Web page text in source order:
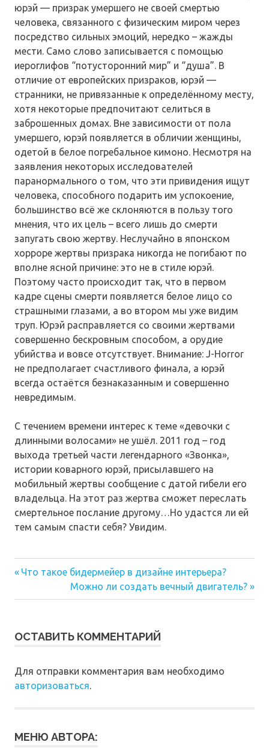
юрэй — призрак умершего не своей смертью
человека, связанного с физическим миром через
посредство сильных эмоций, нередко – жажды
мести. Само слово записывается с помощью
иероглифов “потусторонний мир” и “душа”. В
отличие от европейских призраков, юрэй —
странники, не привязанные к определённому месту,
хотя некоторые предпочитают селиться в
заброшенных домах. Вне зависимости от пола
умершего, юрэй появляется в обличии женщины,
одетой в белое погребальное кимоно. Несмотря на
заявления некоторых исследователей
паранормального о том, что эти привидения ищут
человека, способного подарить им успокоение,
большинство всё же склоняются в пользу того
мнения, что их цель – всего лишь до смерти
запугать свою жертву. Неслучайно в японском
хорроре жертвы призрака никогда не погибают по
вполне ясной причине: это не в стиле юрэй.
Поэтому часто происходит так, что в первом
кадре сцены смерти появляется белое лицо со
страшными глазами, а во втором мы уже видим
труп. Юрэй расправляется со своими жертвами
совершенно бескровным способом, а орудие
убийства и вовсе отсутствует. Внимание: J-Horror
не предполагает счастливого финала, а юрэй
всегда остаётся безнаказанным и совершенно
невредимым.
С течением времени интерес к теме «девочки с
длинными волосами» не ушёл. 2011 год – год
выхода третьей части легендарного «Звонка»,
истории коварного юрэй, присылавшего на
мобильный жертвы сообщение с датой гибели его
владельца. На этот раз жертва сможет переслать
смертельное послание другому…Но удастся ли ей
тем самым спасти себя? Увидим.
Навигация
по
Предыдущая
Что такое бидермейер в дизайне интерьера?
Следующая
запись:
Можно ли создать вечный двигатель?
ОСТАВИТЬ КОММЕНТАРИЙ
Для отправки комментария вам необходимо
авторизоваться.
МЕНЮ АВТОРА: